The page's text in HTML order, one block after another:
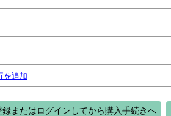
を追加
録またはログインしてから購入手続きへ